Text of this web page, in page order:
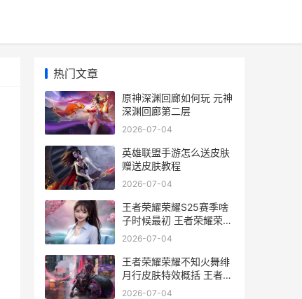
热门文章
原神深渊回廊如何玩 元神
深渊回廊第二层
2026-07-04
英雄联盟手游怎么送皮肤
赠送皮肤教程
2026-07-04
王者荣耀荣耀S25赛季啥
子时候最初 王者荣耀荣耀
王者
2026-07-04
王者荣耀荣耀不知火舞绯
月行皮肤特效概括 王者荣
耀荣耀不良网站
2026-07-04